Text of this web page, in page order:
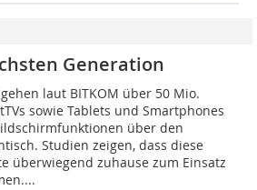
Generation
laut BITKOM über 50 Mio.
sowie Tablets und Smartphones
über den
Studien zeigen, dass diese
überwiegend zuhause zum Einsatz